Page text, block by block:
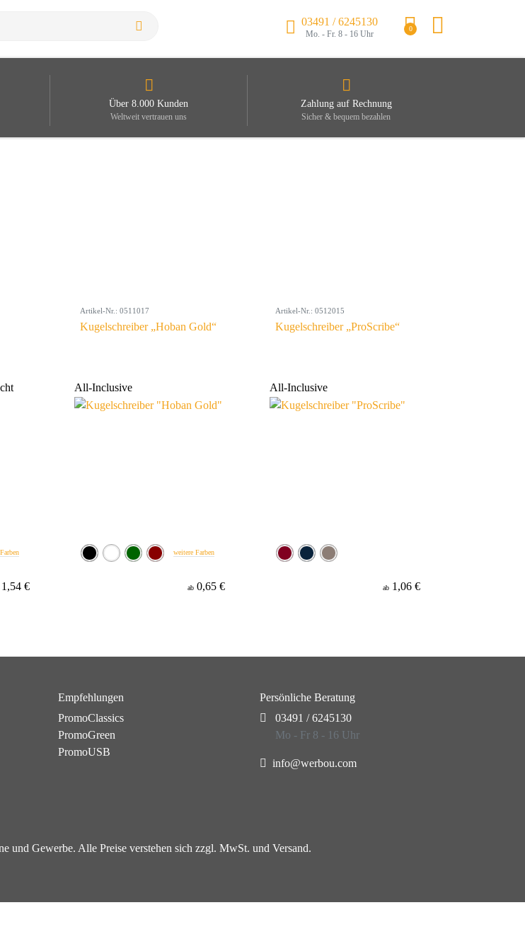
03491 / 6245130
Mo. - Fr. 8 - 16 Uhr
0
Über 8.000 Kunden
Weltweit vertrauen uns
Zahlung auf Rechnung
Sicher & bequem bezahlen
1,54 €
Artikel-Nr.: 0511017
Kugelschreiber „Hoban Gold“
All-Inclusive
weitere Farben
ab 0,65 €
Artikel-Nr.: 0512015
Kugelschreiber „ProScribe“
All-Inclusive
ab 1,06 €
Empfehlungen
PromoClassics
PromoGreen
PromoUSB
Persönliche Beratung
03491 / 6245130
Mo - Fr 8 - 16 Uhr
info@werbou.com
Gewerbe. Alle Preise verstehen sich zzgl. MwSt. und Versand.